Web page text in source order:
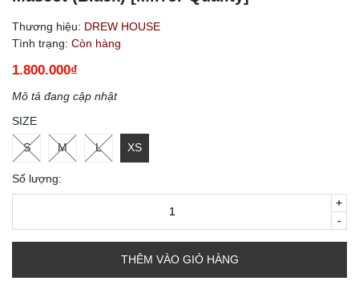
Thương hiệu: DREW HOUSE
Tình trạng: Còn hàng
1.800.000₫
Mô tả đang cập nhật
SIZE
S M L XS
Số lượng:
-
+
THÊM VÀO GIỎ HÀNG